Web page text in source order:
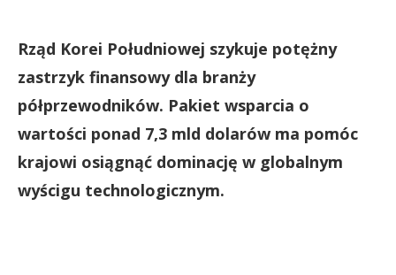
Rząd Korei Południowej szykuje potężny
zastrzyk finansowy dla branży
półprzewodników. Pakiet wsparcia o
wartości ponad 7,3 mld dolarów ma pomóc
krajowi osiągnąć dominację w globalnym
wyścigu technologicznym.